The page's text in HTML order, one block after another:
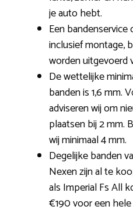
je auto hebt.
Een
inclusief montage,
worden uitgevoerd
De wettelijke
banden is 1,6 mm.
adviseren wij om
plaatsen bij 2 mm.
wij minimaal 4 mm.
Degelijke banden
Nexen zijn al te
als Imperial Fs All
€190 voor een